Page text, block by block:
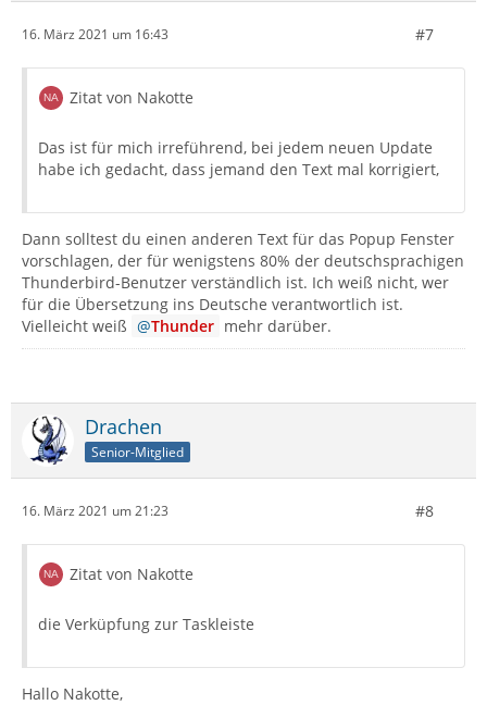
16. März 2021 um 16:43 #7
Zitat von Nakotte
Das ist für mich irreführend, bei jedem neuen Update
habe ich gedacht, dass jemand den Text mal korrigiert,
Dann solltest du einen anderen Text für das Popup Fenster
vorschlagen, der für wenigstens 80% der deutschsprachigen
Thunderbird-Benutzer verständlich ist. Ich weiß nicht, wer
für die Übersetzung ins Deutsche verantwortlich ist.
Vielleicht weiß
Thunder mehr darüber.
Drachen
Senior-Mitglied
16. März 2021 um 21:23 #8
Zitat von Nakotte
die Verküpfung zur Taskleiste
Hallo Nakotte,